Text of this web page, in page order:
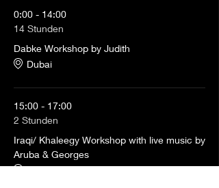
0:00 - 14:00
14 Stunden
Dabke Workshop by Judith
Dubai
15:00 - 17:00
2 Stunden
Iraqi/ Khaleegy Workshop with live music by
Aruba & Georges
Dubai